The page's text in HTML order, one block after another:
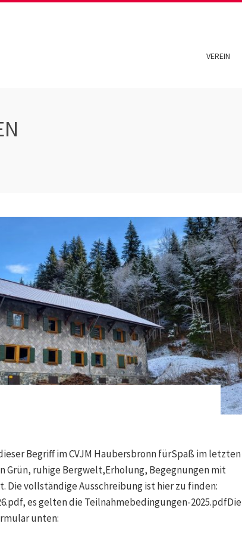
VEREIN
Begriff im CVJM Haubersbronn fürSpaß im letzten
Grün, ruhige Bergwelt,Erholung, Begegnungen mit
Die vollständige Ausschreibung ist hier zu finden:
es gelten die Teilnahmebedingungen-2025.pdfDie
unten: